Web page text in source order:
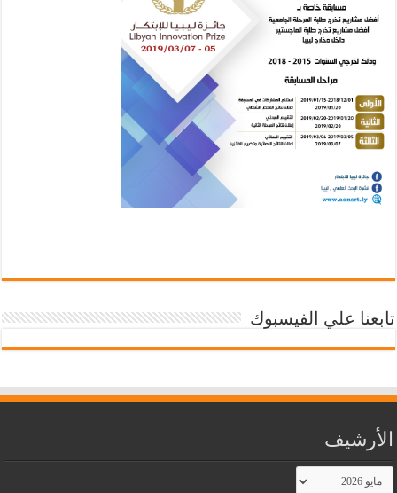
تابعنا علي الفيسبوك
الأرشيف
الأرشيف